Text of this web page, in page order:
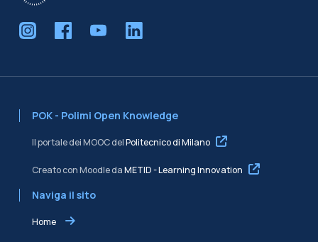
POK - Polimi Open Knowledge
Il portale dei MOOC delPolitecnico di Milano
Creato con Moodle daMETID - Learning Innovation
Naviga il sito
Home